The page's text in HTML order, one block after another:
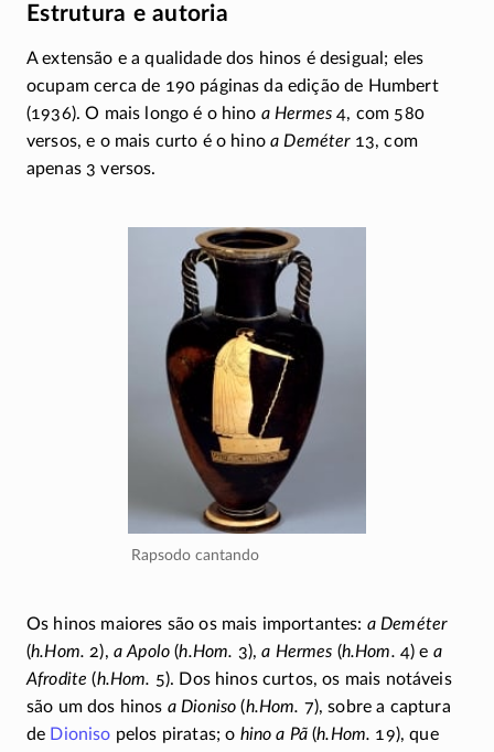
Estrutura e autoria
A extensão e a qualidade dos hinos é desigual; eles
ocupam cerca de 190 páginas da edição de Humbert
(1936). O mais longo é o hino a Hermes 4, com 580
versos, e o mais curto é o hinoa Deméter13, com
apenas 3 versos.
Rapsodo cantando
Os hinos maiores são os mais importantes: a Deméter
(h.Hom. 2), a Apolo (h.Hom. 3),a Hermes (h.Hom. 4) e a
Afrodite (h.Hom. 5). Dos hinos curtos, os mais notáveis
são um dos hinos a Dioniso (h.Hom. 7), sobre a captura
de Dioniso pelos piratas; o hino a Pã(h.Hom. 19), que